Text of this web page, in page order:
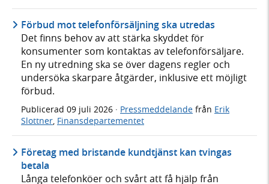
Förbud mot telefonförsäljning ska utredas
Det finns behov av att stärka skyddet för
konsumenter som kontaktas av telefonförsäljare.
En ny utredning ska se över dagens regler och
undersöka skarpare åtgärder, inklusive ett möjligt
förbud.
Publicerad 09 juli 2026 · Pressmeddelande från Erik
Slottner, Finansdepartementet
Företag med bristande kundtjänst kan tvingas
betala
Långa telefonköer och svårt att få hjälp från